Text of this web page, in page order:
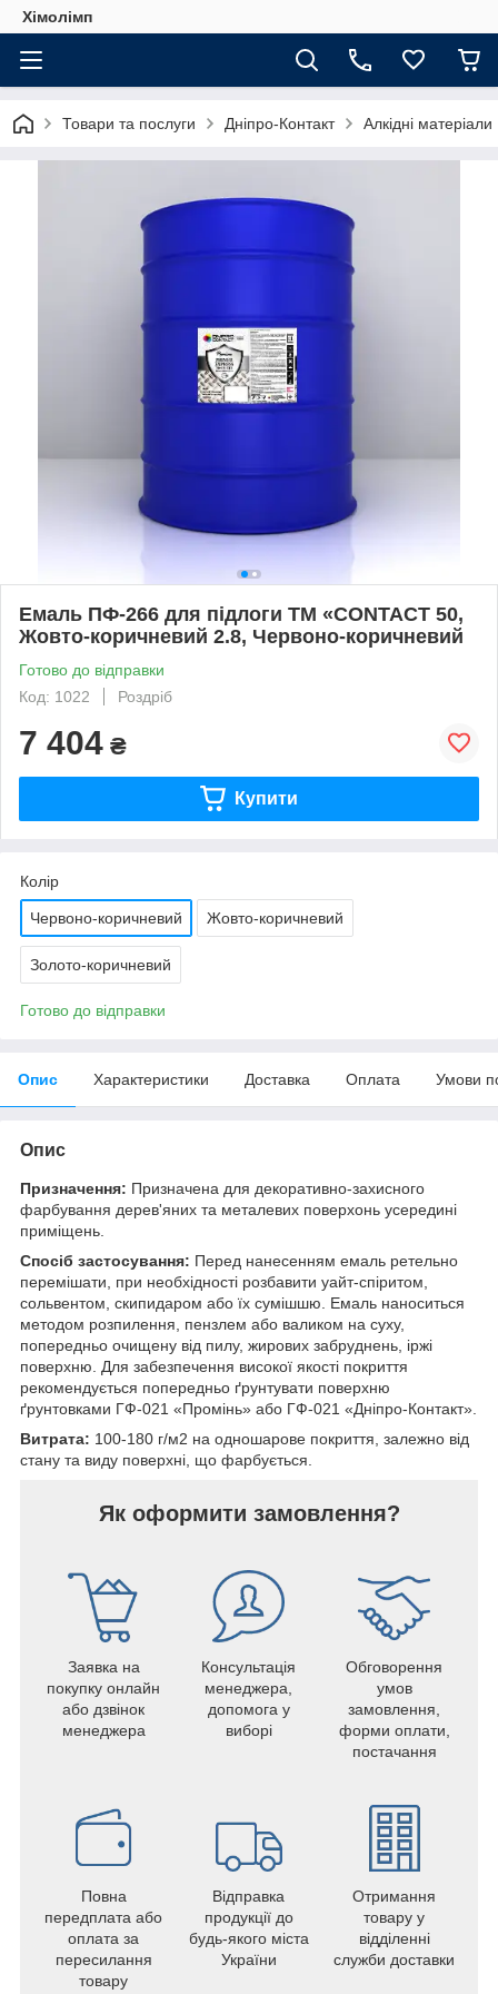
Хімолімп
Товари та послуги Дніпро-Контакт Алкідні матеріали
Емаль ПФ-266 для підлоги ТМ «CONTACT 50,
Жовто-коричневий 2.8, Червоно-коричневий
Готово до відправки
Код: 1022
Роздріб
7 404 ₴
Купити
Колір
Червоно-коричневий Жовто-коричневий
Золото-коричневий
Готово до відправки
Опис Характеристики Доставка Оплата Умови
Опис
Призначення: Призначена для декоративно-захисного
фарбування дерев'яних та металевих поверхонь усередині
приміщень.
Спосіб застосування: Перед нанесенням емаль ретельно
перемішати, при необхідності розбавити уайт-спіритом,
сольвентом, скипидаром або їх сумішшю. Емаль наноситься
методом розпилення, пензлем або валиком на суху,
попередньо очищену від пилу, жирових забруднень, іржі
поверхню. Для забезпечення високої якості покриття
рекомендується попередньо ґрунтувати поверхню
ґрунтовками ГФ-021 «Промінь» або ГФ-021 «Дніпро-Контакт».
Витрата: 100-180 г/м2 на одношарове покриття, залежно від
стану та виду поверхні, що фарбується.
Як оформити замовлення?
Заявка на
покупку онлайн
або дзвінок
менеджера
Консультація
менеджера,
допомога у
виборі
Обговорення
умов
замовлення,
форми оплати,
постачання
Повна
передплата або
оплата за
пересилання
товару
Відправка
продукції до
будь-якого міста
України
Отримання
товару у
відділенні
служби доставки